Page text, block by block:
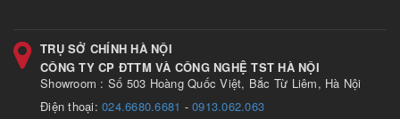
TRỤ SỞ CHÍNH HÀ NỘI
CÔNG TY CP ĐTTM VÀ CÔNG NGHỆ TST HÀ NỘI
Showroom : Số 503 Hoàng Quốc Việt, Bắc Từ Liêm, Hà Nội
Điện thoại:024.6680.6681 -0913.062.063